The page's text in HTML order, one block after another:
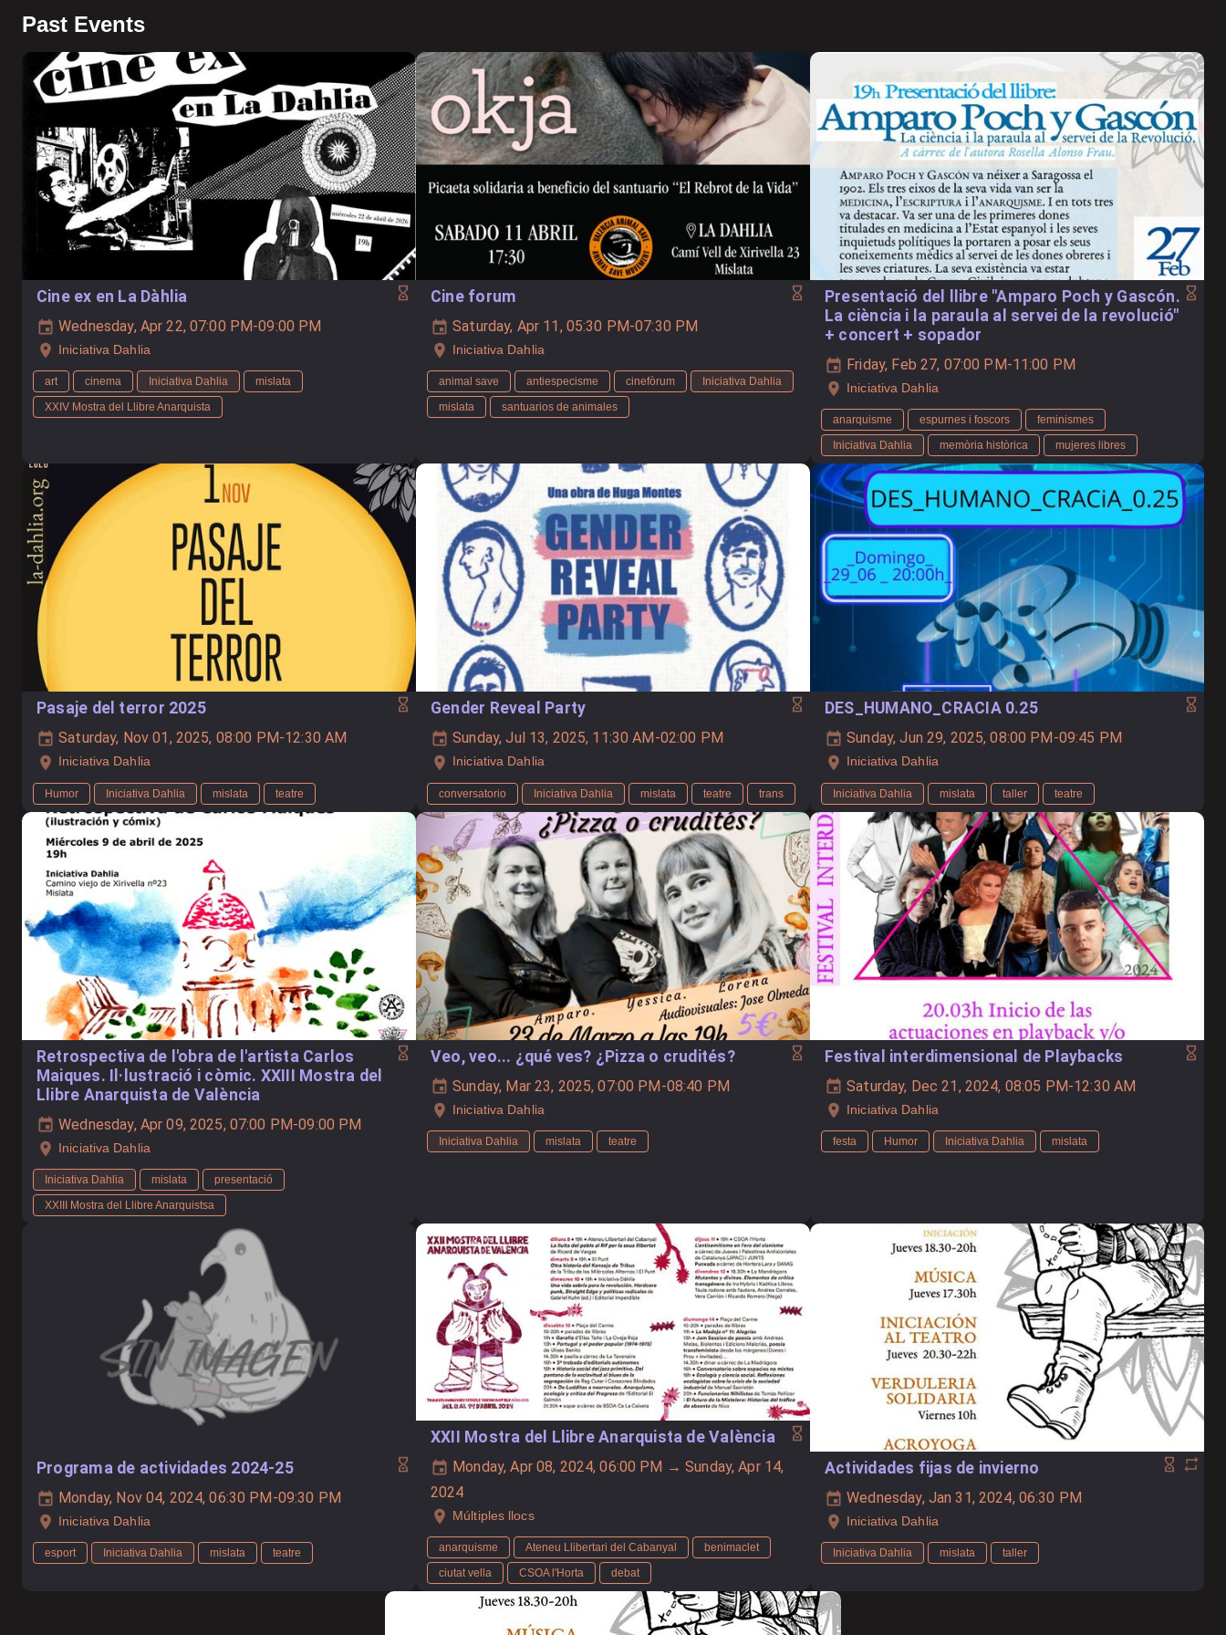
Past Events
Cine ex en La Dàhlia
Wednesday, Apr 22, 07:00 PM-09:00 PM
Iniciativa Dahlia
art cinema Iniciativa Dahlia
mislata
XXIV Mostra del Llibre Anarquista
Cine forum
Saturday, Apr 11, 05:30 PM-07:30 PM
Iniciativa Dahlia
animal save antiespecisme cinefòrum
Iniciativa Dahlia
mislata
santuarios de animales
Presentació del llibre "Amparo Poch y Gascón.
La ciència i la paraula al servei de la revolució"
+ concert + sopador
Friday, Feb 27, 07:00 PM-11:00 PM
Iniciativa Dahlia
anarquisme espurnes i foscors
feminismes
Iniciativa Dahlia
memòria històrica mujeres libres
Pasaje del terror 2025
Saturday, Nov 01, 2025, 08:00 PM-12:30 AM
Iniciativa Dahlia
Humor Iniciativa Dahlia mislata teatre
Gender Reveal Party
Sunday, Jul 13, 2025, 11:30 AM-02:00 PM
Iniciativa Dahlia
conversatorio Iniciativa Dahlia mislata teatre trans
DES_HUMANO_CRACIA 0.25
Sunday, Jun 29, 2025, 08:00 PM-09:45 PM
Iniciativa Dahlia
Iniciativa Dahlia mislata taller teatre
Retrospectiva de l'obra de l'artista Carlos
Maiques. Il·lustració i còmic. XXIII Mostra del
Llibre Anarquista de València
Wednesday, Apr 09, 2025, 07:00 PM-09:00 PM
Iniciativa Dahlia
Iniciativa Dahlia mislata
presentació
XXIII Mostra del Llibre Anarquistsa
Veo, veo... ¿qué ves? ¿Pizza o crudités?
Sunday, Mar 23, 2025, 07:00 PM-08:40 PM
Iniciativa Dahlia
Iniciativa Dahlia mislata teatre
Festival interdimensional de Playbacks
Saturday, Dec 21, 2024, 08:05 PM-12:30 AM
Iniciativa Dahlia
festa Humor Iniciativa Dahlia mislata
Programa de actividades 2024-25
Monday, Nov 04, 2024, 06:30 PM-09:30 PM
Iniciativa Dahlia
esport Iniciativa Dahlia mislata teatre
XXII Mostra del Llibre Anarquista de València
Monday, Apr 08, 2024, 06:00 PM → Sunday, Apr 14,
2024
Múltiples llocs
anarquisme Ateneu Llibertari del Cabanyal
benimaclet
ciutat vella
CSOA l'Horta debat
Actividades fijas de invierno
Wednesday, Jan 31, 2024, 06:30 PM
Iniciativa Dahlia
Iniciativa Dahlia mislata taller